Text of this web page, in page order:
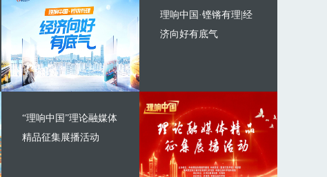
理响中国·铿锵有理|经
济向好有底气
“理响中国”理论融媒体
精品征集展播活动